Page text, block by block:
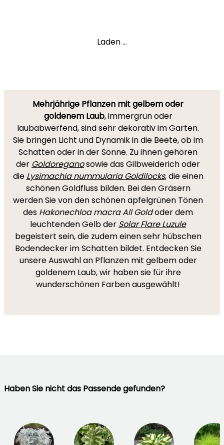
Laden ...
Mehrjährige Pflanzen mit gelbem oder
goldenem Laub, immergrün oder
laubabwerfend, sind sehr dekorativ im Garten.
Sie bringen Licht und Dynamik in die Beete, ob im
Schatten oder in der Sonne. Zu ihnen gehören
der Goldoreganosowie das Gilbweiderich oder
die Lysimachia nummularia Goldilocks, die einen
schönen Goldfluss bilden. Bei den Gräsern
werden Sie von den schönen apfelgrünen Tönen
des Hakonechloa macra All Goldoder dem
leuchtenden Gelb der Solar Flare Luzule
begeistert sein, die zudem einen sehr hübschen
Bodendecker im Schatten bildet. Entdecken Sie
unsere Auswahl an Pflanzen mit gelbem oder
goldenem Laub, wir haben sie für ihre
wunderschönen Farben ausgewählt!
Haben Sie nicht das Passende gefunden?